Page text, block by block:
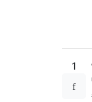
1